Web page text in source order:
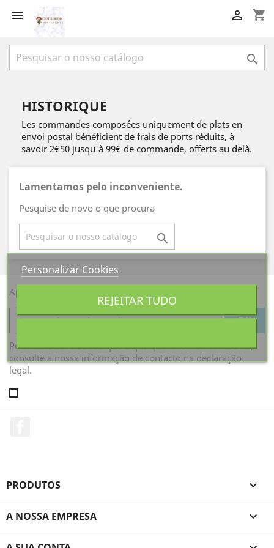
 shopping_cart


HISTORIQUE
Les commandes composées uniquement de plats en
envoi postal bénéficient de frais de ports réduits, à
savoir 2€50 jusqu'à 99€ de commande, offerts au delà.
Lamentamos pelo inconveniente.
Pesquise de novo o que procura

Aproveite as nossas últimas novidades e ofertas especiais
Pode cancelar a subscrição a qualquer momento. Para tal,
consulte a nossa informação de contacto na declaração
legal.
PRODUTOS 
A NOSSA EMPRESA 
Personalizar Cookies
REJEITAR TUDO